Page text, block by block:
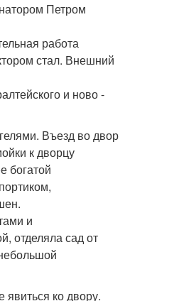
Петром
работа
стал. Внешний
и ново -
Въезд во двор
к дворцу
богатой
и
отделяла сад от
ко двору.